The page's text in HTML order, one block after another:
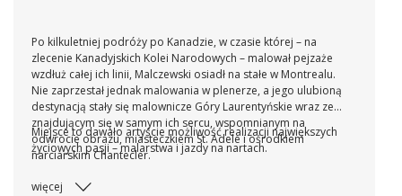
Po kilkuletniej podróży po Kanadzie, w czasie której – na
zlecenie Kanadyjskich Kolei Narodowych – malował pejzaże
wzdłuż całej ich linii, Malczewski osiadł na stałe w Montrealu.
Nie zaprzestał jednak malowania w plenerze, a jego ulubioną
destynacją stały się malownicze Góry Laurentyńskie wraz ze
znajdującym się w samym ich sercu, wspomnianym na
odwrocie obrazu, miasteczkiem St. Adele i ośrodkiem
narciarskim Chantecler.
Miejsce to dawało artyście możliwość realizacji największych
życiowych pasji – malarstwa i jazdy na nartach.
więcej